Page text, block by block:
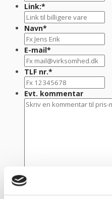
Link:*
Navn*
E-mail*
TLF nr.*
Evt. kommentar